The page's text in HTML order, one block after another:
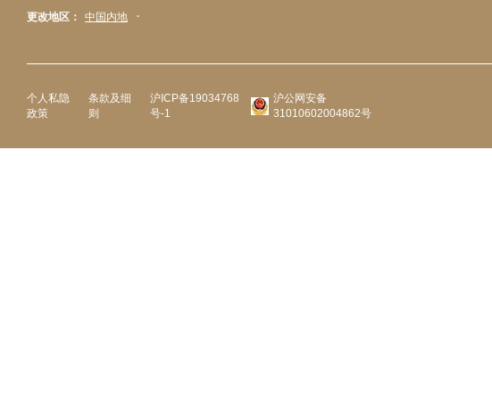
更改地区： 中国内地
个人私隐
政策
条款及细
则
沪ICP备19034768
号-1
沪公网安备
31010602004862号